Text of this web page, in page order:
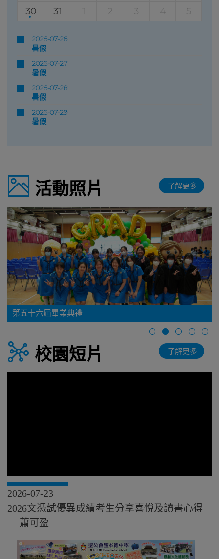
30
31 1 2 3 4 5
2026-07-26
暑假
2026-07-27
暑假
2026-07-28
暑假
2026-07-29
暑假
2026-08-01
暑假
2026-08-02
暑假
2026-08-03
暑假
2026-08-04
暑假
2026-08-05
暑假
2026-08-06
暑假
2026-08-08
2026-08-13
暑假
2026-08-14
暑假
2026-08-15
暑假
2026-08-16
活動照片
閃避球校隊屢創佳績 「全港中小學學界閃避球錦標賽
2024-2025」大豐收
了解更多
校園短片
2026-07-23
2026文憑試優異成績考生分享喜悅及讀書心得
— 蕭可盈
了解更多